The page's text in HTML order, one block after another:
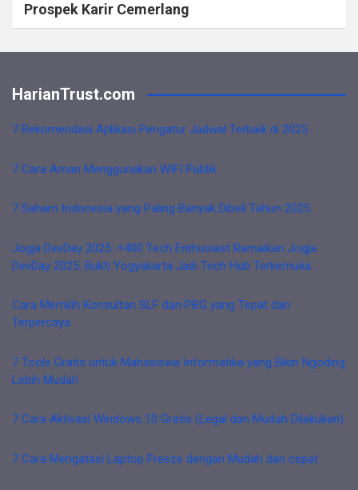
Prospek Karir Cemerlang
HarianTrust.com
7 Rekomendasi Aplikasi Pengatur Jadwal Terbaik di 2025
7 Cara Aman Menggunakan WIFI Publik
7 Saham Indonesia yang Paling Banyak Dibeli Tahun 2025
Jogja DevDay 2025: +400 Tech Enthusiast Ramaikan Jogja
DevDay 2025: Bukti Yogyakarta Jadi Tech Hub Terkemuka
Cara Memilih Konsultan SLF dan PBG yang Tepat dan
Terpercaya
7 Tools Gratis untuk Mahasiswa Informatika yang Bikin Ngoding
Lebih Mudah
7 Cara Aktivasi Windows 10 Gratis (Legal dan Mudah Dilakukan)
7 Cara Mengatasi Laptop Freeze dengan Mudah dan cepat